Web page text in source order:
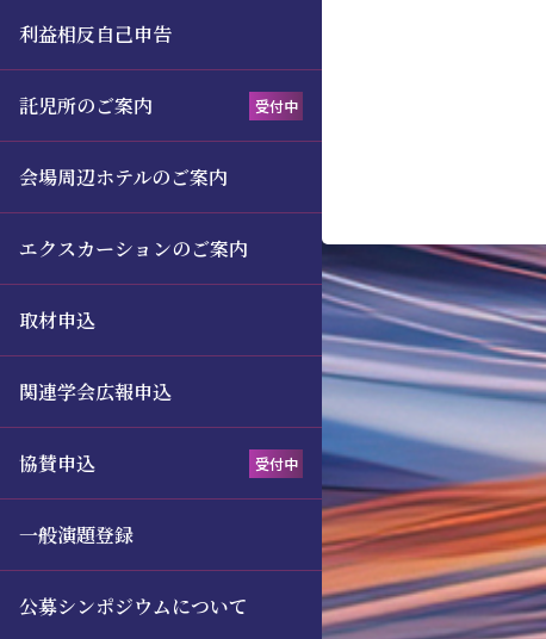
利益相反自己申告
託児所のご案内 受付中
会場周辺ホテルのご案内
エクスカーションのご案内
取材申込
関連学会広報申込
協賛申込 受付中
一般演題登録
公募シンポジウムについて